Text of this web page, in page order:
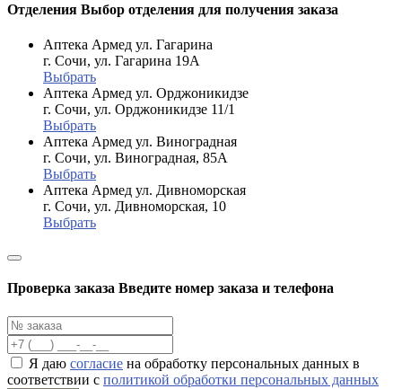
Отделения Выбор отделения для получения заказа
Аптека Армед ул. Гагарина
г. Сочи, ул. Гагарина 19А
Выбрать
Аптека Армед ул. Орджоникидзе
г. Сочи, ул. Орджоникидзе 11/1
Выбрать
Аптека Армед ул. Виноградная
г. Сочи, ул. Виноградная, 85А
Выбрать
Аптека Армед ул. Дивноморская
г. Сочи, ул. Дивноморская, 10
Выбрать
Проверка заказа Введите номер заказа и телефона
Я даю согласие на обработку персональных данных в
соответствии с политикой обработки персональных данных